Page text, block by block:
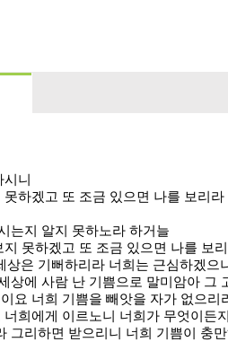
니
하겠고 또 조금 있으면 나를 보리
는지 알지 못하노라 하거늘
못하겠고 또 조금 있으면 나를 보
은 기뻐하리라 너희는 근심하겠
에 사람 난 기쁨으로 말미암아 그
요 너희 기쁨을 빼앗을 자가 없으리
희에게 이르노니 너희가 무엇이든
그리하면 받으리니 너희 기쁨이 충